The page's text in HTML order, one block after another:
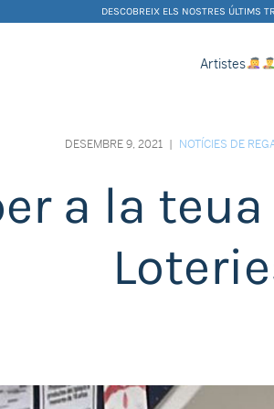
DESCOBREIX ELS NOSTRES ÚLTIMS
Artistes
DESEMBRE 9, 2021 | NOTÍCIES DE
a la